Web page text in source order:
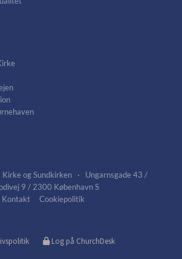
og Sundkirken · Ungarnsgade 43 /
9 / 2300 København S
Kontakt
Cookiepolitik
Log på ChurchDesk